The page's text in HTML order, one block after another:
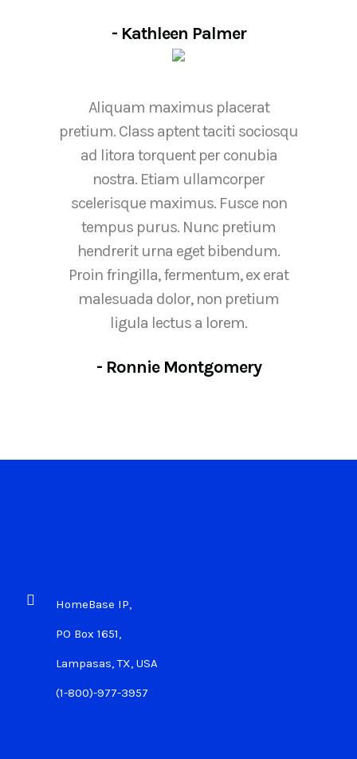
- Kathleen Palmer
Aliquam maximus placerat
pretium. Class aptent taciti sociosqu
ad litora torquent per conubia
nostra. Etiam ullamcorper
scelerisque maximus. Fusce non
tempus purus. Nunc pretium
hendrerit urna eget bibendum.
Proin fringilla, fermentum, ex erat
malesuada dolor, non pretium
ligula lectus a lorem.
- Ronnie Montgomery
HomeBase IP,
PO Box 1651,
Lampasas, TX, USA
(1-800)-977-3957